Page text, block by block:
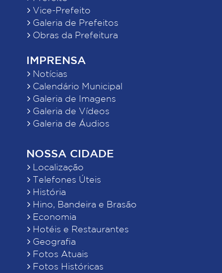
Vice-Prefeito
Galeria de Prefeitos
Obras da Prefeitura
IMPRENSA
Notícias
Calendário Municipal
Galeria de Imagens
Galeria de Vídeos
Galeria de Áudios
NOSSA CIDADE
Localização
Telefones Úteis
História
Hino, Bandeira e Brasão
Economia
Hotéis e Restaurantes
Geografia
Fotos Atuais
Fotos Históricas